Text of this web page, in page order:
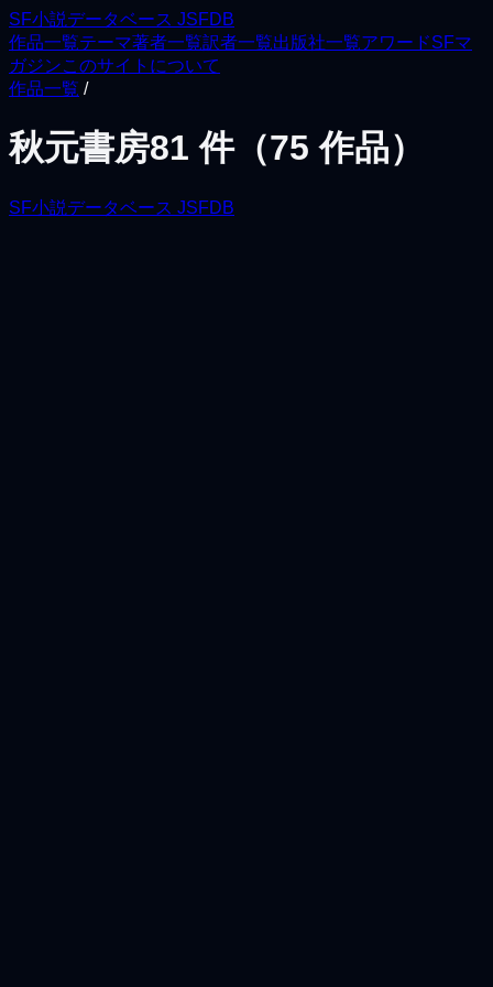
SF小説データベース JSFDB
作品一覧テーマ著者一覧訳者一覧出版社一覧アワードSFマ
ガジンこのサイトについて
作品一覧 /
秋元書房81 件（75 作品）
SF小説データベース JSFDB